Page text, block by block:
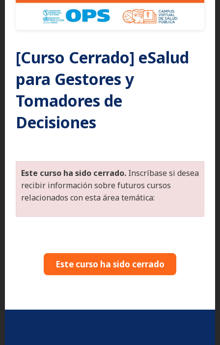
[Curso Cerrado] eSalud
para Gestores y
Tomadores de
Decisiones
Este curso ha sido cerrado. Inscríbase si desea
recibir información sobre futuros cursos
relacionados con esta área temática:
Este curso ha sido cerrado